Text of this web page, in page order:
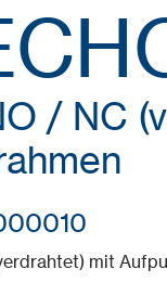
/ NC
mit